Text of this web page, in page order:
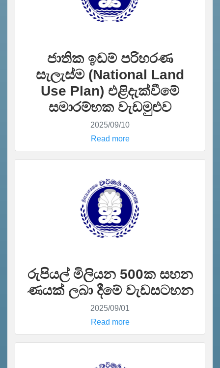
ජාතික ඉඩම් පරිහරණ
සැලැස්ම (National Land
Use Plan) එළිදැක්වීමේ
සමාරම්භක වැඩමුළුව
2025/09/10
Read more
රුපියල් මිලියන 500ක සහන
ණයක් ලබා දීමේ වැඩසටහන
2025/09/01
Read more